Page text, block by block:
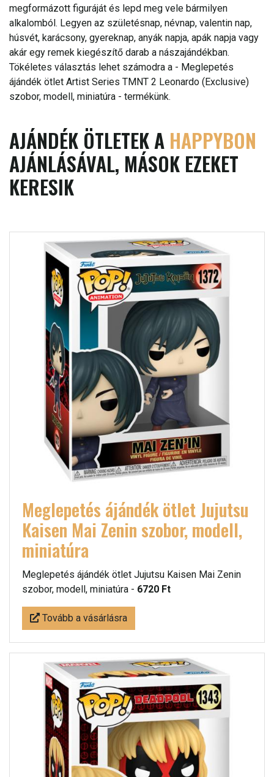
megformázott figuráját és lepd meg vele bármilyen
alkalomból. Legyen az születésnap, névnap, valentin nap,
húsvét, karácsony, gyereknap, anyák napja, apák napja vagy
akár egy remek kiegészítő darab a nászajándékban.
Tökéletes választás lehet számodra a - Meglepetés
ájándék ötlet Artist Series TMNT 2 Leonardo (Exclusive)
szobor, modell, miniatúra - termékünk.
AJÁNDÉK ÖTLETEK A HAPPYBON
AJÁNLÁSÁVAL, MÁSOK EZEKET
KERESIK
Meglepetés ájándék ötlet Jujutsu
Kaisen Mai Zenin szobor, modell,
miniatúra
Meglepetés ájándék ötlet Jujutsu Kaisen Mai Zenin
szobor, modell, miniatúra - 6720 Ft
Tovább a vásárlásra